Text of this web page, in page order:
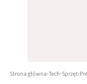
Strona główna Tech Sprzęt